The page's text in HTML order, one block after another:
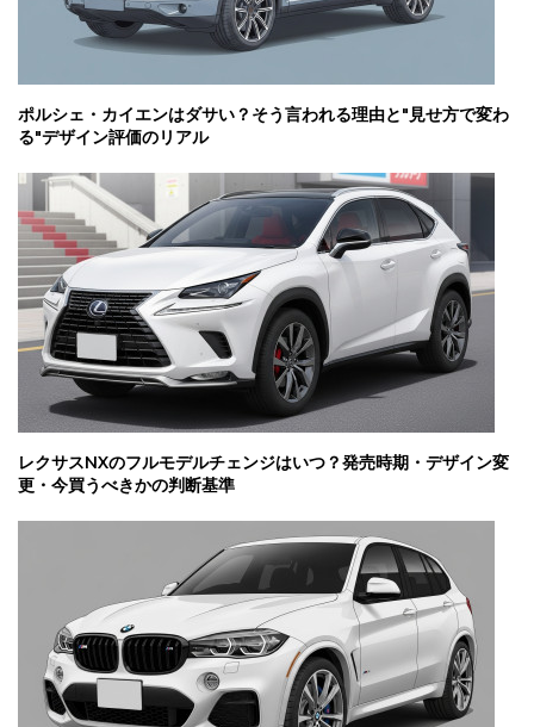
ポルシェ・カイエンはダサい？そう言われる理由と"見せ方で変わ
る"デザイン評価のリアル
レクサスNXのフルモデルチェンジはいつ？発売時期・デザイン変
更・今買うべきかの判断基準